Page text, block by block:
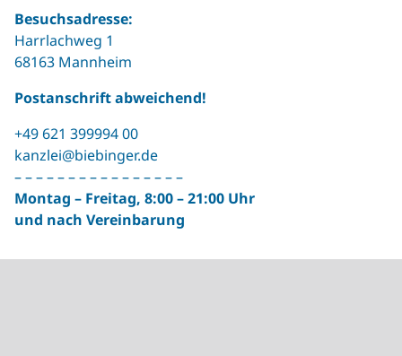
Besuchsadresse:
Harrlachweg 1
68163 Mannheim
Postanschrift abweichend!
+49 621 399994 00
kanzlei@biebinger.de
– – – – – – – – – – – – – – – –
Montag – Freitag, 8:00 – 21:00 Uhr
und nach Vereinbarung